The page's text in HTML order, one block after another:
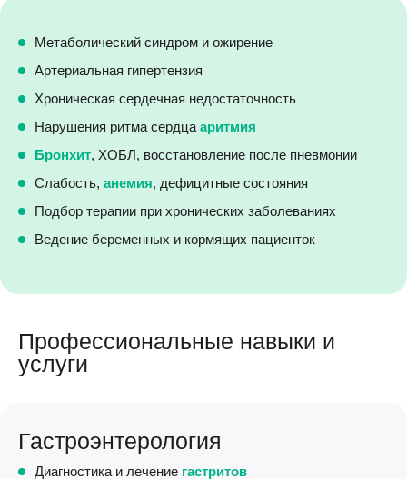
Метаболический синдром и ожирение
Артериальная гипертензия
Хроническая сердечная недостаточность
Нарушения ритма сердца аритмия
Бронхит, ХОБЛ, восстановление после пневмонии
Слабость, анемия, дефицитные состояния
Подбор терапии при хронических заболеваниях
Ведение беременных и кормящих пациенток
Профессиональные навыки и
услуги
Гастроэнтерология
Диагностика и лечение гастритов